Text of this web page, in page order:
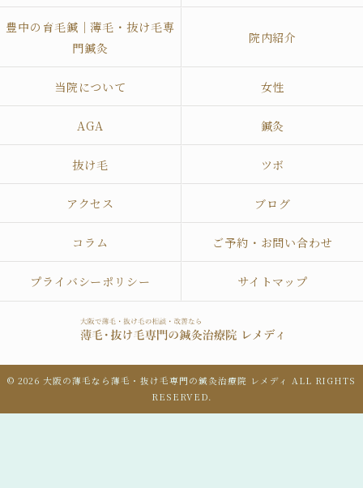
豊中の育毛鍼｜薄毛・抜け毛専
門鍼灸
院内紹介
当院について 女性
AGA 鍼灸
抜け毛 ツボ
アクセス ブログ
コラム ご予約・お問い合わせ
プライバシーポリシー サイトマップ
© 2026 大阪の薄毛なら薄毛・抜け毛専門の鍼灸治療院 レメディ ALL RIGHTS
RESERVED.